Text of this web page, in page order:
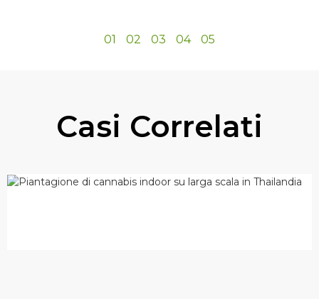
01 02 03 04 05
Casi Correlati